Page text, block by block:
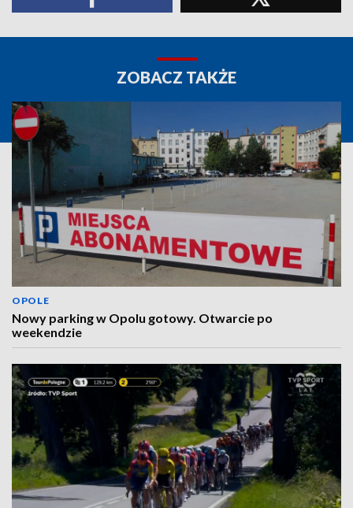
ZOBACZ TAKŻE
OPOLE
Nowy parking w Opolu gotowy. Otwarcie po
weekendzie